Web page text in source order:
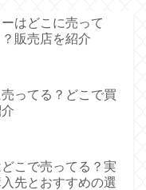
はどこに売って
販売店を紹介
ってる？どこで買
こで売ってる？実
先とおすすめの選